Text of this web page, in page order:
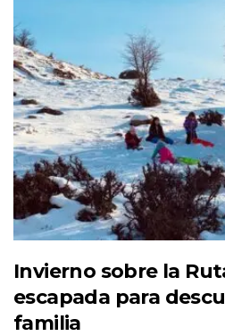
Invierno sobre la
escapada para
familia